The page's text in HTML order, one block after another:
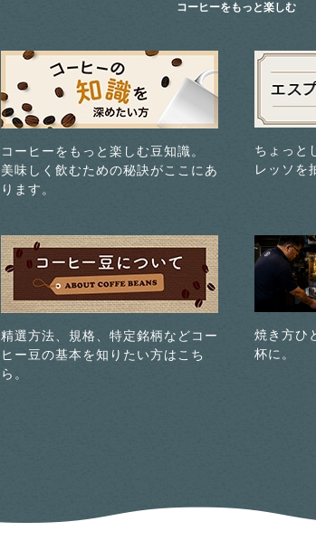
コーヒーをもっと楽しむ
コーヒーをもっと楽しむ豆知識。
美味しく飲むための秘訣がここにあ
ります。
ちょっと
レッソを
精選方法、規格、特定銘柄などコー
ヒー豆の基本を知りたい方はこち
ら。
焼き方ひ
杯に。